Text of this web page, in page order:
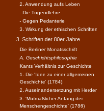
2. Anwendung aufs Leben
- Die Tugendlehre
- Gegen Pedanterie
3. Wirkung der ethischen Schriften
3. Schriften der 80er Jahre
Die Berliner Monatsschrift
A. Geschichtsphilosophie
Kants Verhältnis zur Geschichte
1. Die 'Idee zu einer allgemeinen
Geschichte' (1784)
2. Auseinandersetzung mit Herder
3. 'Mutmaßlicher Anfang der
Menschengeschichte' (1786)